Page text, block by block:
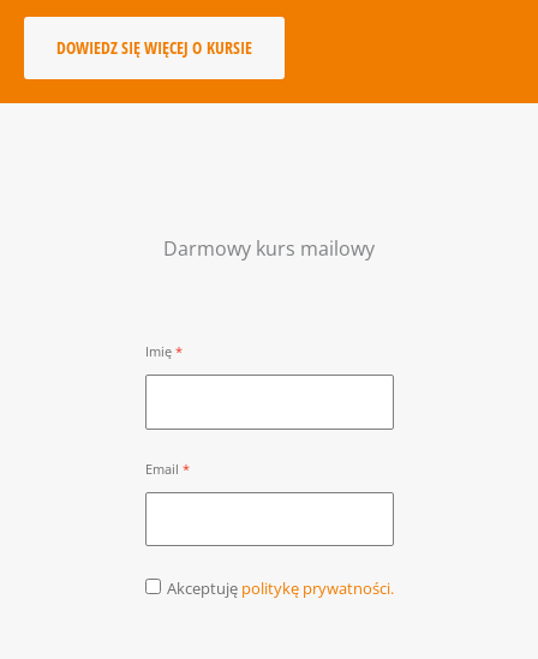
DOWIEDZ SIĘ WIĘCEJ O KURSIE
Darmowy kurs mailowy
Imię
Email
Akceptuję politykę prywatności.